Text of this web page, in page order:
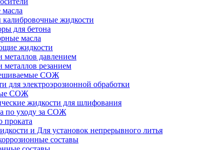
жидкости
для бетона
масла
жидкости
металлов давлением
металлов резанием
СОЖ
для электроэрозионной обработки
СОЖ
жидкости для шлифования
по уходу за СОЖ
проката
и Для установок непрерывного литья
составы